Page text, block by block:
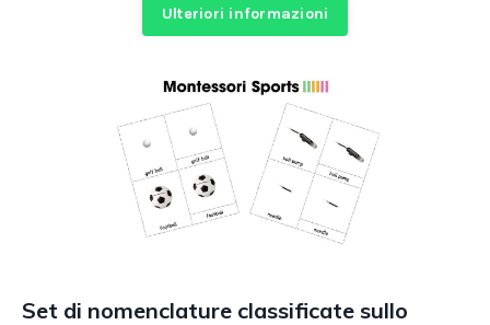
Ulteriori informazioni
Set di nomenclature classificate sullo